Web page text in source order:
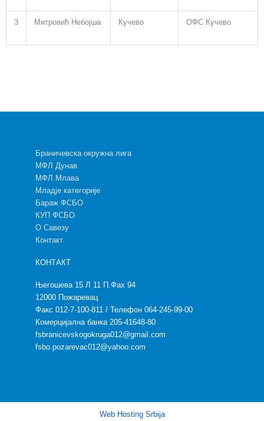
3 Митровић Небојша Кучево ОФС Кучево
Браничевска окружна лига
МФЛ Дунав
МФЛ Млава
Младје категорије
Бараж ФСБО
КУП ФСБО
О Савезу
Контакт
КОНТАКТ
Његошева 15 Л 11 П.Фах 94
12000 Пожаревац
Факс 012-7-100-811 / Телефон 064-245-99-00
Комерцијална банка 205-41648-80
fsbranicevskogokruga012@gmail.com
fsbo.pozarevac012@yahoo.com
Web Hosting Srbija